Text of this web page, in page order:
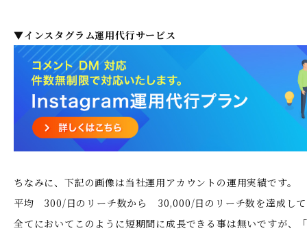
▼インスタグラム運用代行サービス
ちなみに、下記の画像は当社運用アカウントの運用実績です。
平均 300/日のリーチ数から 30,000/日のリーチ数を達成して
全てにおいてこのように短期間に成長できる事は無いですが、